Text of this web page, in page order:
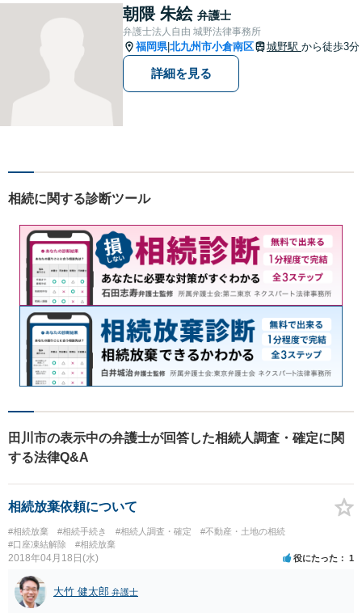
ば、些細なことでもお気軽に
お問い合わせください。
朝隈 朱絵 弁護士
弁護士法人自由 城野法律事務所
福岡県|北九州市小倉南区 城野駅 から徒歩3分
詳細を見る
相続に関する診断ツール
田川市の表示中の弁護士が回答した相続人調査・確定に関
する法律Q&A
相続放棄依頼について
#相続放棄 #相続手続き #相続人調査・確定
#不動産・土地の相続
#口座凍結解除
#相続放棄
2018年04月18日(水) 役にたった 1
大竹 健太郎 弁護士